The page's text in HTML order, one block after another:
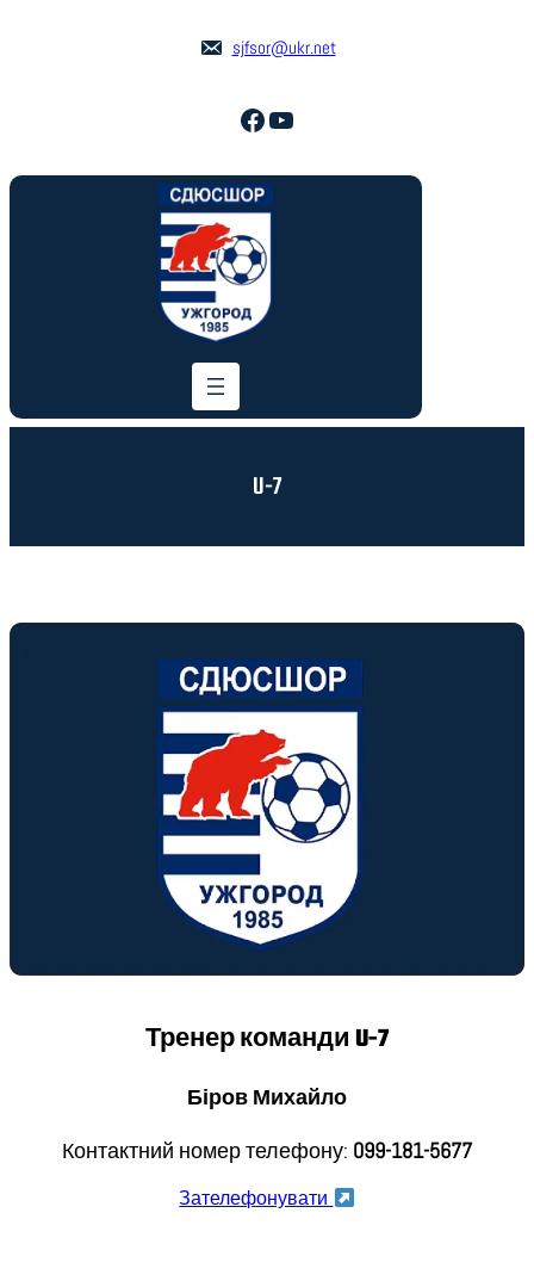
sjfsor@ukr.net
Facebook YouTube
U-7
Тренер команди U-7
Біров Михайло
Контактний номер телефону: 099-181-5677
Зателефонувати